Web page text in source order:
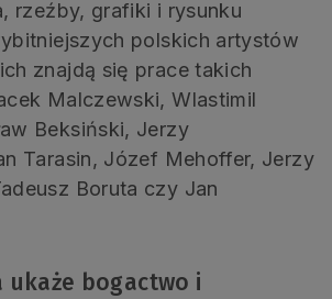
rzeźby, grafiki i rysunku
polskich artystów
znajdą się prace takich
Malczewski, Wlastimil
Beksiński, Jerzy
Tarasin, Józef Mehoffer, Jerzy
Boruta czy Jan
ukaże bogactwo i